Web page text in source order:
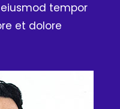
tempor
et dolore